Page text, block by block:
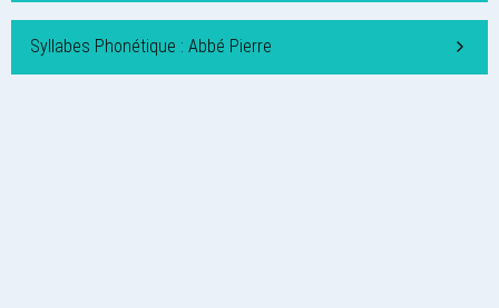
Syllabes Phonétique : Abbé Pierre